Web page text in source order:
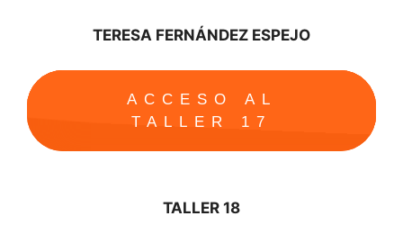
TERESA FERNÁNDEZ ESPEJO
ACCESO AL
TALLER 17
TALLER 18